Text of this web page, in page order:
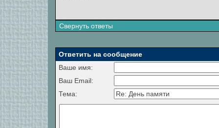
Свернуть ответы
Ответить на сообщение
Ваше имя:
Ваш Email:
Тема: